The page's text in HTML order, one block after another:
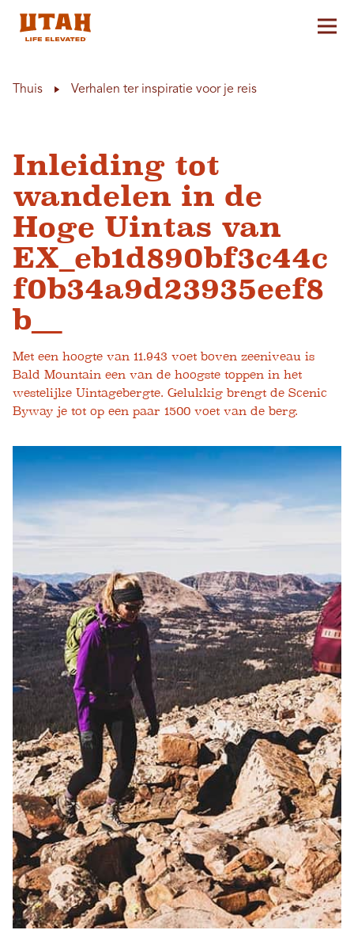
Thuis Verhalen ter inspiratie voor je reis
Inleiding tot
wandelen in de
Hoge Uintas van
EX_eb1d890bf3c44c
f0b34a9d23935eef8
b__
Met een hoogte van 11.943 voet boven zeeniveau is
Bald Mountain een van de hoogste toppen in het
westelijke Uintagebergte. Gelukkig brengt de Scenic
Byway je tot op een paar 1500 voet van de berg.